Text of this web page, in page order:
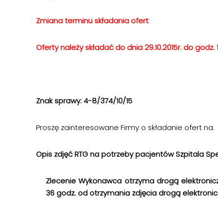
Zmiana terminu składania ofert
Oferty należy składać do dnia 29.10.2015r. do godz.
Znak sprawy: 4-8/374/10/15
Proszę zainteresowane Firmy o składanie ofert na:
Opis zdjęć RTG na potrzeby pacjentów Szpitala
Zlecenie Wykonawca otrzyma drogą
36 godz. od otrzymania zdjęcia drogą